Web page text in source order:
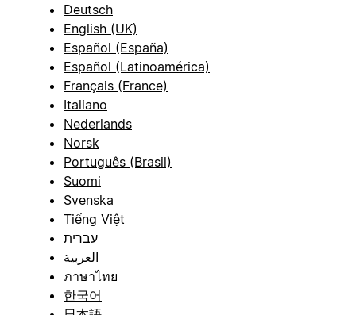
Deutsch
English (UK)
Español (España)
Español (Latinoamérica)
Français (France)
Italiano
Nederlands
Norsk
Português (Brasil)
Suomi
Svenska
Tiếng Việt
עברית
العربية
ภาษาไทย
한국어